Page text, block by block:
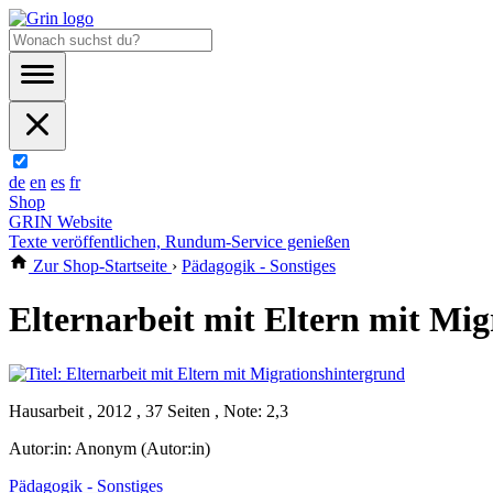
de en es fr
Shop
GRIN Website
Texte veröffentlichen, Rundum-Service genießen
Zur Shop-Startseite › Pädagogik - Sonstiges
Elternarbeit mit Eltern mit
Hausarbeit , 2012 , 37 Seiten , Note: 2,3
Autor:in: Anonym (Autor:in)
Pädagogik - Sonstiges